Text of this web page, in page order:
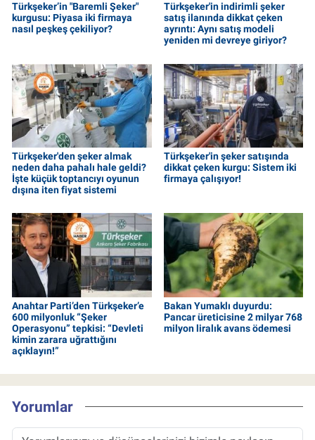
Türkşeker’in "Baremli Şeker"
kurgusu: Piyasa iki firmaya
nasıl peşkeş çekiliyor?
Türkşeker'in indirimli şeker
satış ilanında dikkat çeken
ayrıntı: Aynı satış modeli
yeniden mi devreye giriyor?
Türkşeker'den şeker almak
neden daha pahalı hale geldi?
İşte küçük toptancıyı oyunun
dışına iten fiyat sistemi
Türkşeker'in şeker satışında
dikkat çeken kurgu: Sistem iki
firmaya çalışıyor!
Anahtar Parti’den Türkşeker’e
600 milyonluk “Şeker
Operasyonu” tepkisi: “Devleti
kimin zarara uğrattığını
açıklayın!”
Bakan Yumaklı duyurdu:
Pancar üreticisine 2 milyar 768
milyon liralık avans ödemesi
Yorumlar